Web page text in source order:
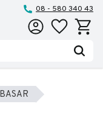
08 - 580 340 43
Favoriter
BASAR